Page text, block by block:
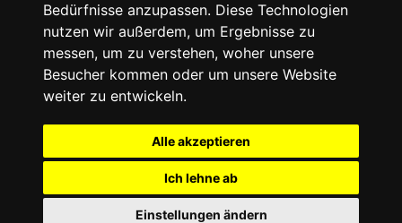
Bedürfnisse anzupassen. Diese Technologien
nutzen wir außerdem, um Ergebnisse zu
messen, um zu verstehen, woher unsere
Besucher kommen oder um unsere Website
weiter zu entwickeln.
Alle akzeptieren
Ich lehne ab
Einstellungen ändern